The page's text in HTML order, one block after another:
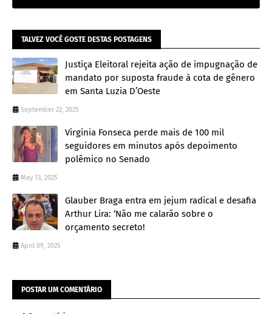
TALVEZ VOCÊ GOSTE DESTAS POSTAGENS
Justiça Eleitoral rejeita ação de impugnação de
mandato por suposta fraude à cota de gênero
em Santa Luzia D’Oeste
September 22, 2025
Virginia Fonseca perde mais de 100 mil
seguidores em minutos após depoimento
polêmico no Senado
May 13, 2025
Glauber Braga entra em jejum radical e desafia
Arthur Lira: ‘Não me calarão sobre o
orçamento secreto!
April 09, 2025
POSTAR UM COMENTÁRIO